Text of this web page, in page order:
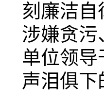
刻廉洁
涉嫌贪污
单位领
声泪俱